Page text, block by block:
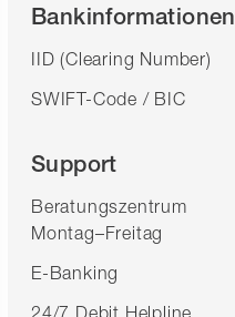
Bankinformationen
IID (Clearing Number)
SWIFT-Code / BIC
Support
Beratungszentrum
Montag–Freitag
E-Banking
24/7 Debit Helpline